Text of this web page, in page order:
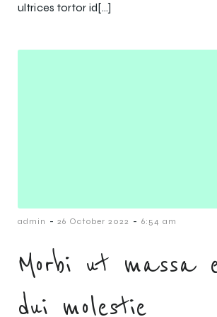
ultrices tortor id[…]
admin - 26 October 2022 - 6:54 am
Morbi ut massa
dui molestie